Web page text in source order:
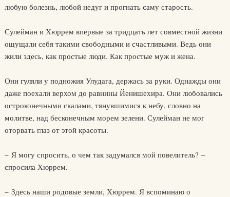
любую болезнь, любой недуг и прогнать саму старость.
Сулейман и Хюррем впервые за тридцать лет совместной жизни
ощущали себя такими свободными и счастливыми. Ведь они
жили здесь, как простые люди. Как простые муж и жена.
Они гуляли у подножия Улудага, держась за руки. Однажды они
даже поехали верхом до равнины Йенишехира. Они любовались
остроконечными скалами, тянувшимися к небу, словно на
молитве, над бесконечным морем зелени. Сулейман не мог
оторвать глаз от этой красоты.
– Я могу спросить, о чем так задумался мой повелитель? –
спросила Хюррем.
– Здесь наши родовые земли, Хюррем. Я вспоминаю о